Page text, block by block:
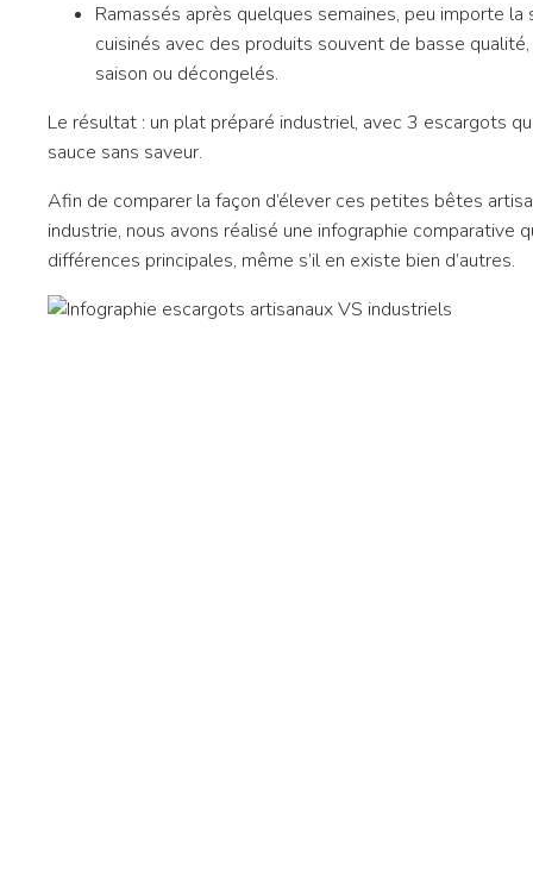
Ramassés après quelques semaines, peu importe la
cuisinés avec des produits souvent de basse
saison ou décongelés.
Le résultat : un plat préparé industriel, avec 3 escargots
sauce sans saveur.
Afin de comparer la façon d’élever ces petites bêtes
industrie, nous avons réalisé une infographie comparative
différences principales, même s’il en existe bien d’autres.